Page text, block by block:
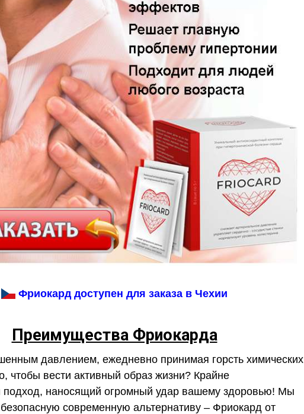
Фриокард доступен для заказа в Чехии
Преимущества Фриокарда
давлением, ежедневно принимая горсть химических
чтобы вести активный образ жизни? Крайне
подход, наносящий огромный удар вашему здоровью! Мы
современную альтернативу – Фриокард от